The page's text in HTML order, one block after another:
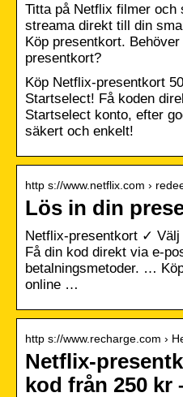
Titta på Netflix filmer och
streama direkt till din
Köp presentkort.
presentkort?
Köp Netflix-presentkort
Startselect! Få koden
Startselect konto, efter
säkert och enkelt!
http s://www.netflix.com ›
Lös in din
Netflix-presentkort ✓
Få din kod direkt via e-
betalningsmetoder. …
online …
http s://www.recharge.com ›
Netflix-
kod från 250 kr